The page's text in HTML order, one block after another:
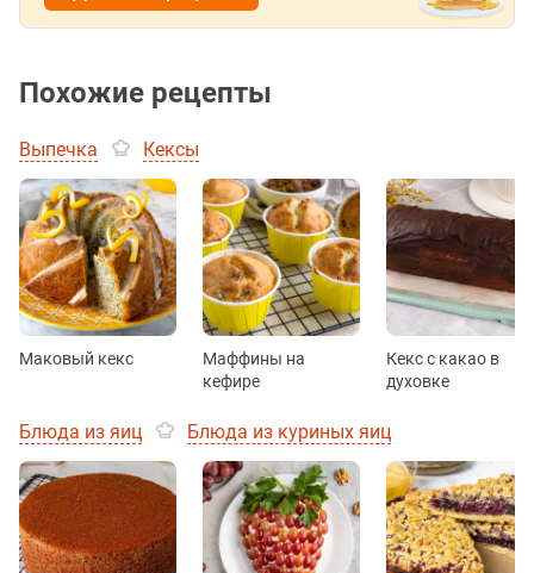
Похожие рецепты
Выпечка Кексы
Маковый кекс
Маффины на
кефире
Кекс с какао в
духовке
Блюда из яиц Блюда из куриных яиц